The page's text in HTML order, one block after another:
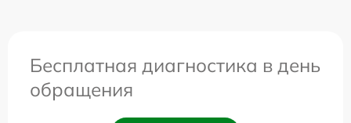
Бесплатная диагностика в день
обращения